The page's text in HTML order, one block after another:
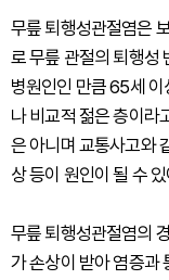
무릎 퇴행성관절염은
로 무릎 관절의 퇴행성
병원인인 만큼 65세 이
나 비교적 젊은 층이라
은 아니며 교통사고와
상 등이 원인이 될 수
무릎 퇴행성관절염의
가 손상이 받아 염증과